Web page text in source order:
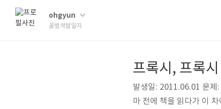
ohgyun
꿀벌개발일지
프록시, 프록
발생일: 2011.06.01 문제
마 전에 책을 읽다가 이